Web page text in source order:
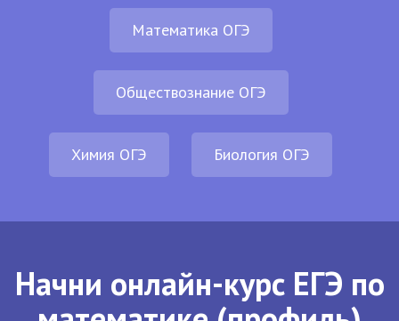
Математика ОГЭ
Обществознание ОГЭ
Химия ОГЭ Биология ОГЭ
Начни онлайн-курс ЕГЭ по